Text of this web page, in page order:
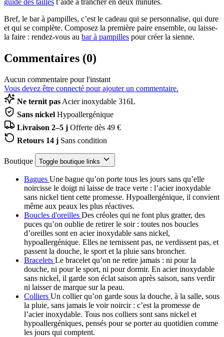
guide des tailles t’aide à trancher en deux minutes.
Bref, le bar à pampilles, c’est le cadeau qui se personnalise, qui dure
et qui se complète. Composez la première paire ensemble, ou laisse-
la faire : rendez-vous au bar à pampilles pour créer la sienne.
Commentaires (0)
Aucun commentaire pour l'instant
Vous devez être connecté pour ajouter un commentaire.
Ne ternit pas Acier inoxydable 316L
Sans nickel Hypoallergénique
Livraison 2–5 j Offerte dès 49 €
Retours 14 j Sans condition
Boutique Toggle boutique links
Bagues Une bague qu’on porte tous les jours sans qu’elle
noircisse le doigt ni laisse de trace verte : l’acier inoxydable
sans nickel tient cette promesse. Hypoallergénique, il convient
même aux peaux les plus réactives.
Boucles d'oreilles Des créoles qui ne font plus gratter, des
puces qu’on oublie de retirer le soir : toutes nos boucles
d’oreilles sont en acier inoxydable sans nickel,
hypoallergénique. Elles ne ternissent pas, ne verdissent pas, et
passent la douche, le sport et la pluie sans broncher.
Bracelets Le bracelet qu’on ne retire jamais : ni pour la
douche, ni pour le sport, ni pour dormir. En acier inoxydable
sans nickel, il garde son éclat saison après saison, sans verdir
ni laisser de marque sur la peau.
Colliers Un collier qu’on garde sous la douche, à la salle, sous
la pluie, sans jamais le voir noircir : c’est la promesse de
l’acier inoxydable. Tous nos colliers sont sans nickel et
hypoallergéniques, pensés pour se porter au quotidien comme
les jours qui comptent.